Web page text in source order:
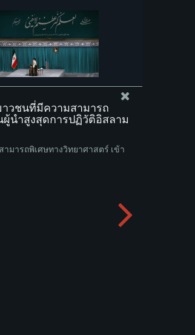
วชนที่มีความสามารถ
ผู้นำสูงสุดการปฏิวัติอิสลาม
มารถพิเศษทางวิทยาศาสตร์ เข้า